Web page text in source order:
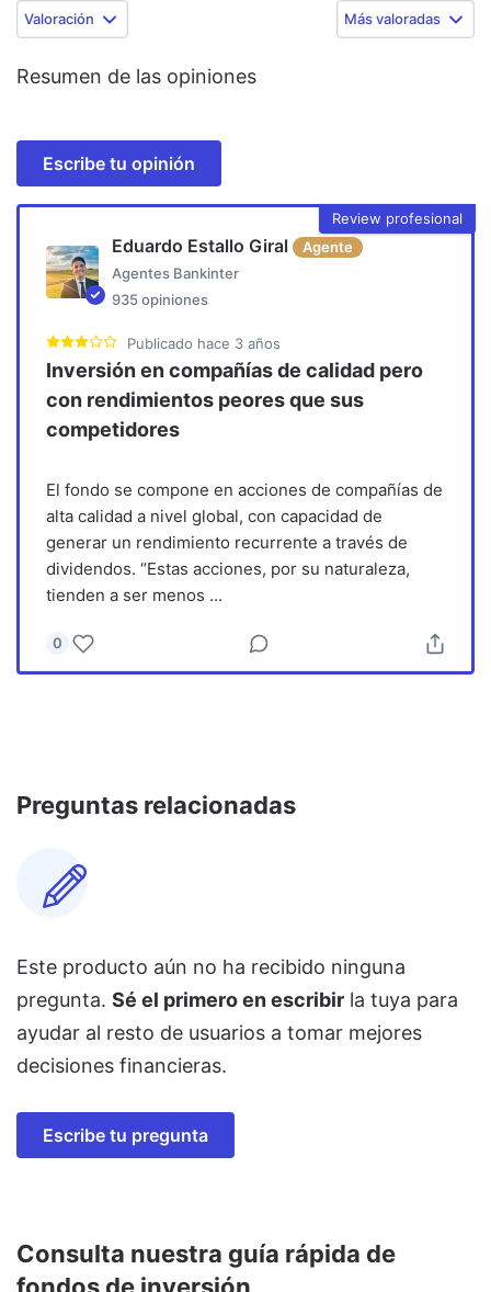
Valoración Más valoradas
Resumen de las opiniones
Escribe tu opinión
Review profesional
Eduardo Estallo Giral
Agente
Agentes Bankinter
935 opiniones
Publicado hace 3 años
Inversión en compañías de calidad pero
con rendimientos peores que sus
competidores
El fondo se compone en acciones de compañías de
alta calidad a nivel global, con capacidad de
generar un rendimiento recurrente a través de
dividendos. “Estas acciones, por su naturaleza,
tienden a ser menos ...
0
Preguntas relacionadas
Este producto aún no ha recibido ninguna
pregunta. Sé el primero en escribir la tuya para
ayudar al resto de usuarios a tomar mejores
decisiones financieras.
Escribe tu pregunta
Consulta nuestra guía rápida de
fondos de inversión